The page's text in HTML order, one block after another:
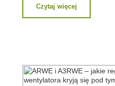
Czytaj więcej